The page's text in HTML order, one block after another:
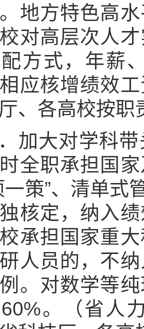
地方特色高
对高层次人
方式，年薪
应核增绩效
、各高校按职
加大对学科
全职承担国
一策”、清单式
核定，纳入
承担国家重
人员的，不
。对数学等
。（省人